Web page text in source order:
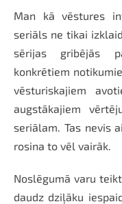
Man kā vēstures
seriāls ne tikai
sērijas gribējās
konkrētiem
vēsturiskajiem
augstākajiem
seriālam. Tas nevis
rosina to vēl vairāk.
Noslēgumā varu
daudz dziļāku